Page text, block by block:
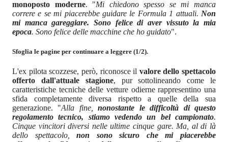
monoposto moderne. "Mi chiedono spesso se mi manca
correre e se mi piacerebbe guidare le Formula 1 attuali. Non
mi manca gareggiare. Sono felice di aver vissuto la mia
epoca. Sono felice delle macchine che ho guidato".
Sfoglia le pagine per continuare a leggere (1/2).
L'ex pilota scozzese, però, riconosce il valore dello spettacolo
offerto dall'attuale stagione, pur sottolineando come le
caratteristiche tecniche delle vetture odierne rappresentino una
sfida completamente diversa rispetto a quelle della sua
generazione. "Alla fine,nonostante le difficoltà di questo
regolamento tecnico, stiamo vedendo un bel campionato.
Cinque vincitori diversi nelle ultime cinque gare. Ma, al di là
dello spettacolo,non sono sicuro che mi piacerebbe